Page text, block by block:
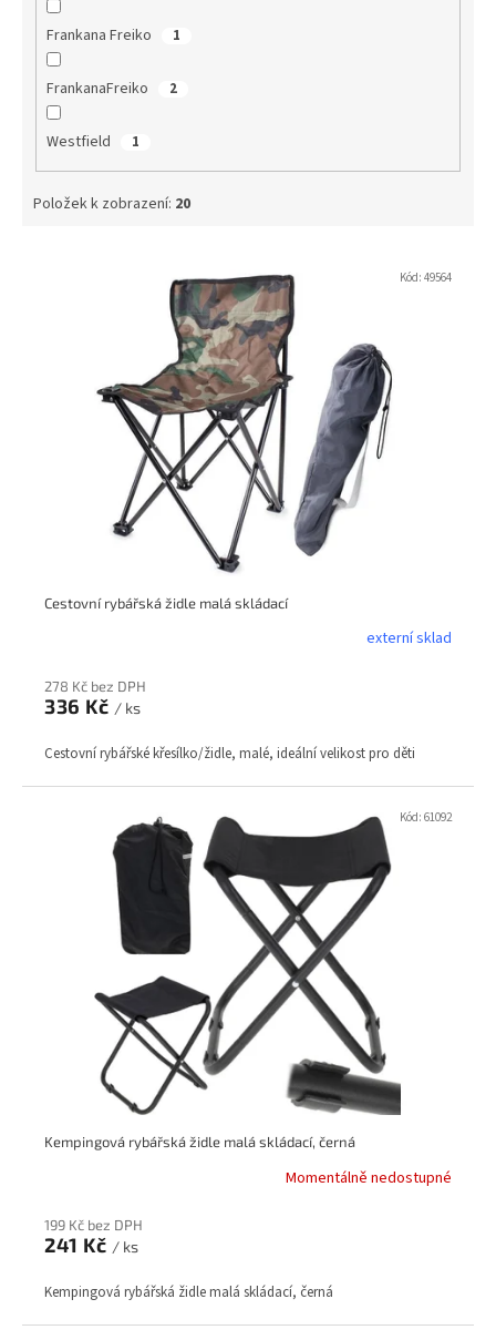
Frankana Freiko 1
FrankanaFreiko 2
Westfield 1
Položek k zobrazení: 20
Cestovní rybářská židle malá skládací
externí sklad
278 Kč bez DPH
336 Kč / ks
Cestovní rybářské křesílko/židle, malé, ideální velikost pro děti
Kód: 49564
Kempingová rybářská židle malá skládací, černá
Momentálně nedostupné
199 Kč bez DPH
241 Kč / ks
Kempingová rybářská židle malá skládací, černá
Kód: 61092